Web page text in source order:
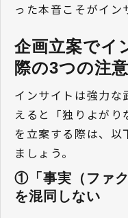
った本音こそがイン
企画立案でイ
際の3つの注
インサイトは強力な
えると「独りよがり
を立案する際は、以
ましょう。
①「事実（ファク
を混同しない